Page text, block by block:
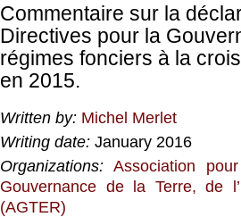
Commentaire sur la
Directives pour la
régimes fonciers à la
en 2015.
Written by: Michel Merlet
Writing date: January 2016
Organizations: Association
Gouvernance de la Terre, de
(AGTER)